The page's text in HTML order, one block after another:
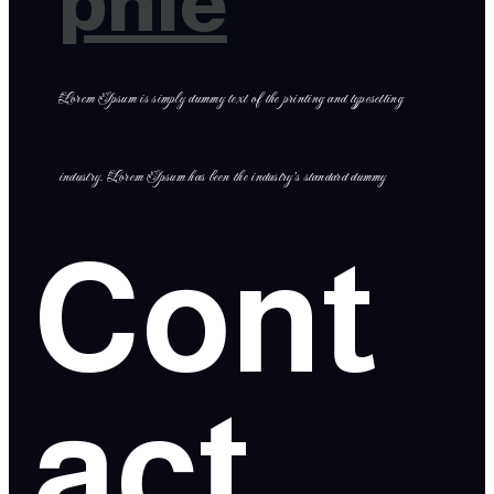
Lorem Ipsum is simply dummy text of the printing and typesetting
industry. Lorem Ipsum has been the industry’s standard dummy
Cont